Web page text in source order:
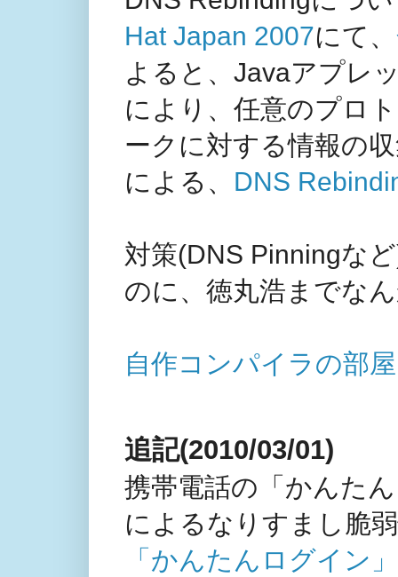
Hat Japan 2007にて、
よると、Javaアプレ
により、任意のプロ
ークに対する情報の
による、 DNS
対策(DNS Pinningな
のに、徳丸浩までな
自作コンパイラの部屋
追記(2010/03/01)
携帯電話の「かんた
によるなりすまし脆
「かんたんログイン